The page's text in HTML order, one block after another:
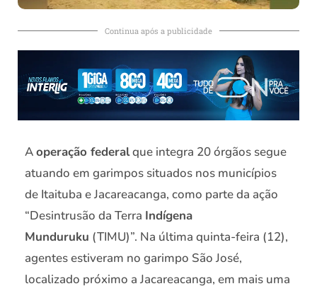
Continua após a publicidade
Aoperação federalque integra 20 órgãos segue
atuando em garimpos situados nos municípios
de Itaituba e Jacareacanga, como parte da ação
“Desintrusão da Terra Indígena
Munduruku (TIMU)”. Na última quinta-feira (12),
agentes estiveram no garimpo São José,
localizado próximo a Jacareacanga, em mais uma